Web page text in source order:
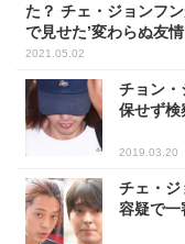
た？ チェ・ジョンフ
で見せた’変わらぬ友情
2021.05.02
チョン・
保せず
2019.03.20
チェ・
容疑で一